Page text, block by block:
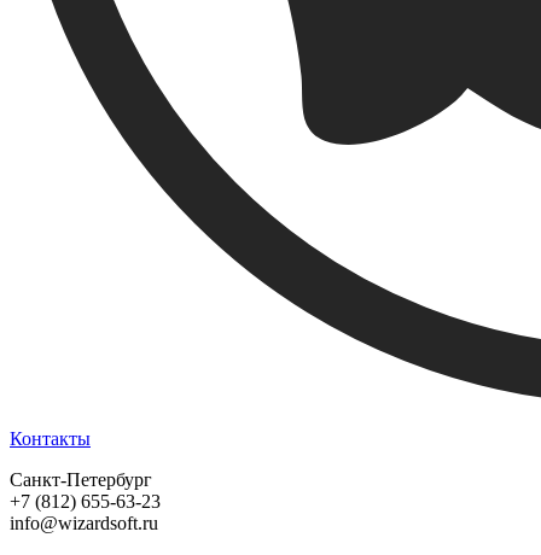
Контакты
Санкт-Петербург
+7 (812) 655-63-23
info@wizardsoft.ru